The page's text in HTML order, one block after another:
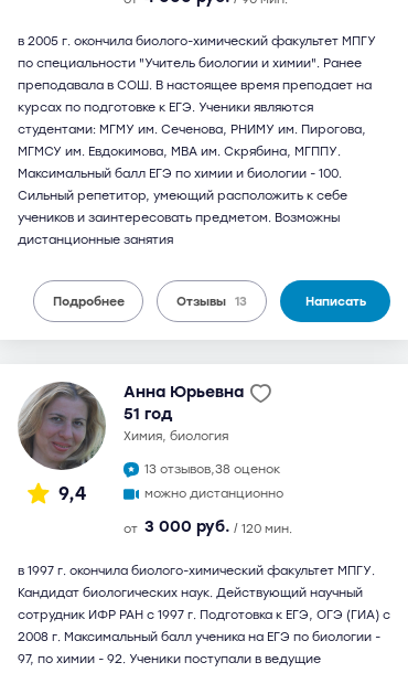
в 2005 г. окончила биолого-химический факультет МПГУ
по специальности "Учитель биологии и химии". Ранее
преподавала в СОШ. В настоящее время преподает на
курсах по подготовке к ЕГЭ. Ученики являются
студентами: МГМУ им. Сеченова, РНИМУ им. Пирогова,
МГМСУ им. Евдокимова, МВА им. Скрябина, МГППУ.
Максимальный балл ЕГЭ по химии и биологии - 100.
Сильный репетитор, умеющий расположить к себе
учеников и заинтересовать предметом. Возможны
дистанционные занятия
Подробнее Отзывы 13 Написать
9,4
Анна Юрьевна
51 год
химия, биология
13 отзывов,38 оценок
можно дистанционно
от 3 000 руб. / 120 мин.
в 1997 г. окончила биолого-химический факультет МПГУ.
Кандидат биологических наук. Действующий научный
сотрудник ИФР РАН с 1997 г. Подготовка к ЕГЭ, ОГЭ (ГИА) с
2008 г. Максимальный балл ученика на ЕГЭ по биологии -
97, по химии - 92. Ученики поступали в ведущие